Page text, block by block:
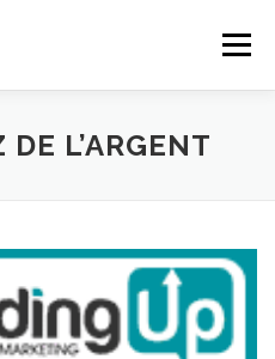
Menu
MARKETING PLUS
DE L’ARGENT